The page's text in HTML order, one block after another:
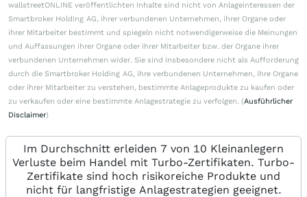
wallstreetONLINE veröffentlichten Inhalte sind nicht von Anlageinteressen der
Smartbroker Holding AG, ihrer verbundenen Unternehmen, ihrer Organe oder
ihrer Mitarbeiter bestimmt und spiegeln nicht notwendigerweise die Meinungen
und Auffassungen ihrer Organe oder ihrer Mitarbeiter bzw. der Organe ihrer
verbundenen Unternehmen wider. Sie sind insbesondere nicht als Aufforderung
durch die Smartbroker Holding AG, ihre verbundenen Unternehmen, ihre Organe
oder ihrer Mitarbeiter zu verstehen, bestimmte Anlageprodukte zu kaufen oder
zu verkaufen oder eine bestimmte Anlagestrategie zu verfolgen. (Ausführlicher
Disclaimer)
Im Durchschnitt erleiden 7 von 10 Kleinanlegern
Verluste beim Handel mit Turbo-Zertifikaten. Turbo-
Zertifikate sind hoch risikoreiche Produkte und
nicht für langfristige Anlagestrategien geeignet.